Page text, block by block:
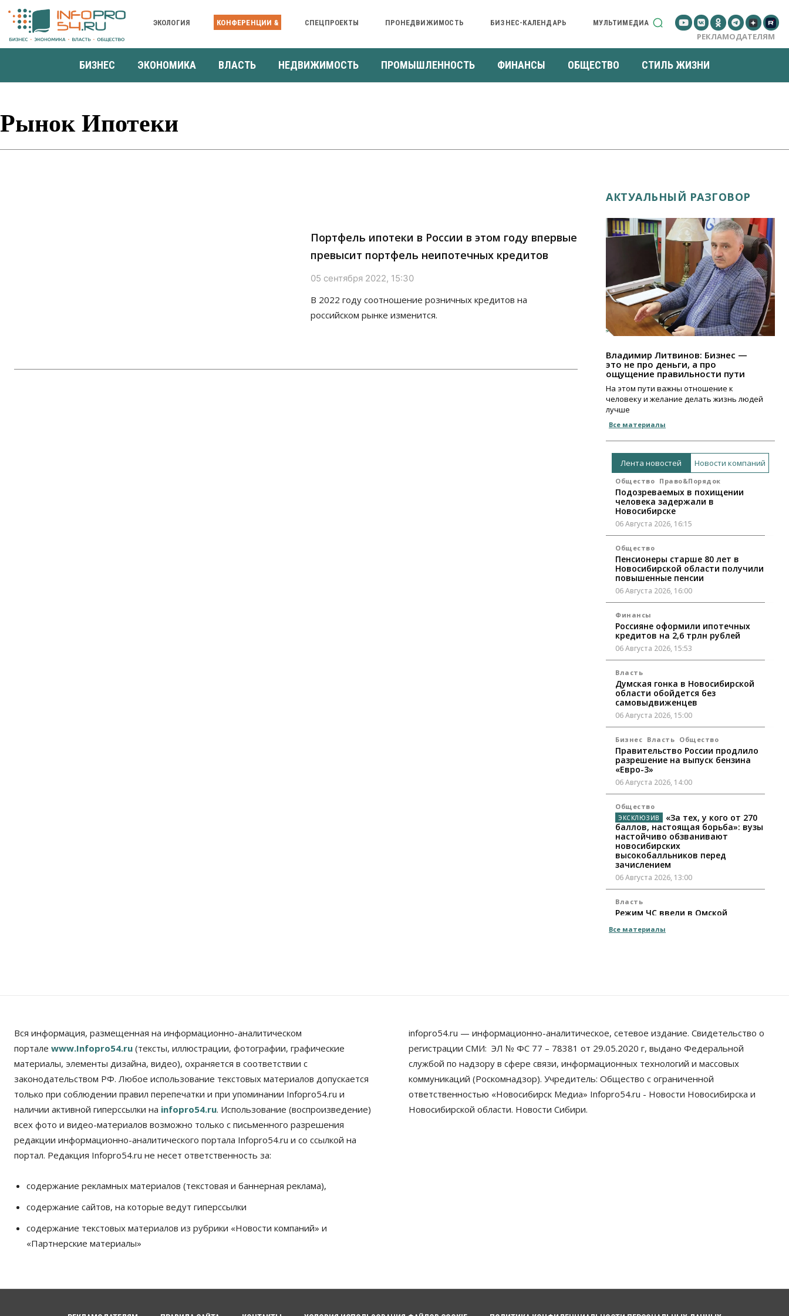
ЭКОЛОГИЯ КОНФЕРЕНЦИИ & СПЕЦПРОЕКТЫ ПРОНЕДВИЖИМОСТЬ БИЗНЕС-КАЛЕНДАРЬ МУЛЬТИМЕДИА
РЕКЛАМОДАТЕЛЯМ
БИЗНЕС ЭКОНОМИКА ВЛАСТЬ НЕДВИЖИМОСТЬ ПРОМЫШЛЕННОСТЬ ФИНАНСЫ ОБЩЕСТВО СТИЛЬ ЖИЗНИ
Рынок Ипотеки
Портфель ипотеки в России в этом году впервые
превысит портфель неипотечных кредитов
05 сентября 2022, 15:30
В 2022 году соотношение розничных кредитов на
российском рынке изменится.
АКТУАЛЬНЫЙ РАЗГОВОР
Владимир Литвинов: Бизнес —
это не про деньги, а про
ощущение правильности пути
На этом пути важны отношение к
человеку и желание делать жизнь людей
лучше
Все материалы
Лента новостей Новости компаний
Общество Право&Порядок
Подозреваемых в похищении
человека задержали в
Новосибирске
06 Августа 2026, 16:15
Общество
Пенсионеры старше 80 лет в
Новосибирской области получили
повышенные пенсии
06 Августа 2026, 16:00
Финансы
Россияне оформили ипотечных
кредитов на 2,6 трлн рублей
06 Августа 2026, 15:53
Власть
Думская гонка в Новосибирской
области обойдется без
самовыдвиженцев
06 Августа 2026, 15:00
Бизнес Власть Общество
Правительство России продлило
разрешение на выпуск бензина
«Евро-3»
06 Августа 2026, 14:00
Общество
«За тех, у кого от 270
баллов, настоящая борьба»: вузы
настойчиво обзванивают
новосибирских
высокобалльников перед
зачислением
06 Августа 2026, 13:00
Власть
Режим ЧС ввели в Омской
06 Августа 2026, 12:15
Росреестр назвал
главные причины отказов в
регистрации недвижимости в
06 Августа 2026, 12:00
Телекоммуникации
06 Августа 2026, 10:00
Общество
Все материалы
Вся информация, размещенная на информационно-аналитическом
портале www.Infopro54.ru (тексты, иллюстрации, фотографии, графические
материалы, элементы дизайна, видео), охраняется в соответствии с
законодательством РФ. Любое использование текстовых материалов допускается
только при соблюдении правил перепечатки и при упоминании Infopro54.ru и
наличии активной гиперссылки на infopro54.ru. Использование (воспроизведение)
всех фото и видео-материалов возможно только с письменного разрешения
редакции информационно-аналитического портала Infopro54.ru и со ссылкой на
портал. Редакция Infopro54.ru не несет ответственность за:
содержание рекламных материалов (текстовая и баннерная реклама),
содержание сайтов, на которые ведут гиперссылки
содержание текстовых материалов из рубрики «Новости компаний» и
«Партнерские материалы»
infopro54.ru — информационно-аналитическое, сетевое издание. Свидетельство о
регистрации СМИ: ЭЛ № ФС 77 – 78381 от 29.05.2020 г, выдано Федеральной
службой по надзору в сфере связи, информационных технологий и массовых
коммуникаций (Роскомнадзор). Учредитель: Общество с ограниченной
ответственностью «Новосибирск Медиа» Infopro54.ru - Новости Новосибирска и
Новосибирской области. Новости Сибири.